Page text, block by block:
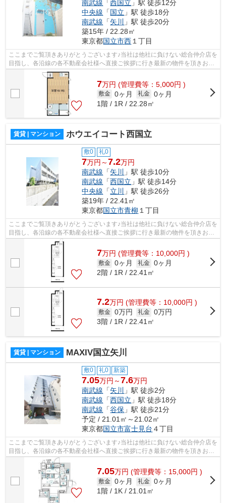
南武線 「西国立 」駅 徒歩12分
中央線 「国立 」駅 徒歩18分
南武線 「矢川
」駅 徒歩20分
築15年 / 22.28㎡
東京都国立市西 １丁目
ここまでご覧頂きありがとうございます♪当社は他社に負けない総合仲介店を
目指し、各沿線の各不動産会社様へ直接ご挨拶に行き最新の物件を頂きお客
様へ提供しております！最新の情報は...
7万円 (管理費等：5,000円 )
敷金 0ヶ月 礼金 0ヶ月
1階 / 1R / 22.28㎡
賃貸 | マンション ホウエイコート西国立
敷0 礼0
7万円～7.2万円
南武線 「矢川
」駅 徒歩10分
南武線 「西国立 」駅 徒歩14分
中央線 「立川
」駅 徒歩26分
築19年 / 22.41㎡
東京都国立市青柳 １丁目
ここまでご覧頂きありがとうございます♪当社は他社に負けない総合仲介店を
目指し、各沿線の各不動産会社様へ直接ご挨拶に行き最新の物件を頂きお客
様へ提供しております！最新の情報は...
7万円 (管理費等：10,000円 )
敷金 0ヶ月 礼金 0ヶ月
2階 / 1R / 22.41㎡
7.2万円 (管理費等：10,000円 )
敷金 0万円 礼金 0万円
3階 / 1R / 22.41㎡
賃貸 | マンション MAXIV国立矢川
敷0 礼0 新築
7.05万円～7.6万円
南武線 「矢川 」駅 徒歩2分
南武線 「西国立 」駅 徒歩18分
南武線 「谷保 」駅 徒歩21分
予定 / 21.01㎡～21.02㎡
東京都国立市富士見台 ４丁目
ここまでご覧頂きありがとうございます♪当社は他社に負けない総合仲介店を
目指し、各沿線の各不動産会社様へ直接ご挨拶に行き最新の物件を頂きお客
様へ提供しております！最新の情報は...
7.05万円 (管理費等：15,000円 )
敷金 0ヶ月 礼金 0ヶ月
1階 / 1K / 21.01㎡